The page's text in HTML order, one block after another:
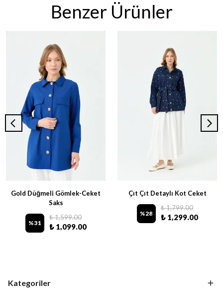
Benzer Ürünler
Gold Düğmeli Gömlek-Ceket
Saks
%31
₺ 1,599.00
₺ 1,099.00
Çıt Çıt Detaylı Kot Ceket
%28
₺ 1,799.00
₺ 1,299.00
Kategoriler